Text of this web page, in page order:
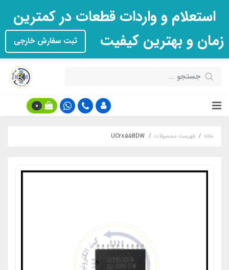
استعلام و واردات قطعات در کمترین
زمان و بهترین کیفیت
ثبت سفارش خارجی
0
خانه فهرست محصولات UC2855BDW